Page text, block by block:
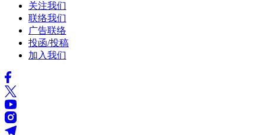
关注我们
联络我们
广告联络
投函/投稿
加入我们